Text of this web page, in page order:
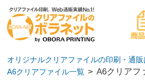
新規会員登録はこちら
ログイン ▶ 無料サンプル請求
オリジナルクリアファイルの印刷・通販はボラネット
A6クリアファイル ピュア